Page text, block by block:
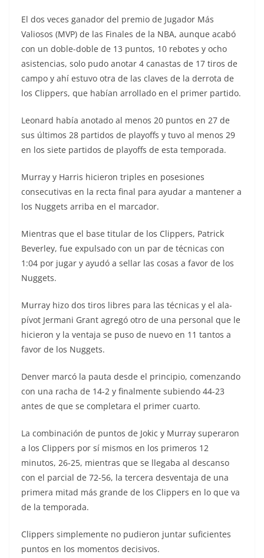
El dos veces ganador del premio de Jugador Más
Valiosos (MVP) de las Finales de la NBA, aunque acabó
con un doble-doble de 13 puntos, 10 rebotes y ocho
asistencias, solo pudo anotar 4 canastas de 17 tiros de
campo y ahí estuvo otra de las claves de la derrota de
los Clippers, que habían arrollado en el primer partido.
Leonard había anotado al menos 20 puntos en 27 de
sus últimos 28 partidos de playoffs y tuvo al menos 29
en los siete partidos de playoffs de esta temporada.
Murray y Harris hicieron triples en posesiones
consecutivas en la recta final para ayudar a mantener a
los Nuggets arriba en el marcador.
Mientras que el base titular de los Clippers, Patrick
Beverley, fue expulsado con un par de técnicas con
1:04 por jugar y ayudó a sellar las cosas a favor de los
Nuggets.
Murray hizo dos tiros libres para las técnicas y el ala-
pívot Jermani Grant agregó otro de una personal que le
hicieron y la ventaja se puso de nuevo en 11 tantos a
favor de los Nuggets.
Denver marcó la pauta desde el principio, comenzando
con una racha de 14-2 y finalmente subiendo 44-23
antes de que se completara el primer cuarto.
La combinación de puntos de Jokic y Murray superaron
a los Clippers por sí mismos en los primeros 12
minutos, 26-25, mientras que se llegaba al descanso
con el parcial de 72-56, la tercera desventaja de una
primera mitad más grande de los Clippers en lo que va
de la temporada.
Clippers simplemente no pudieron juntar suficientes
puntos en los momentos decisivos.